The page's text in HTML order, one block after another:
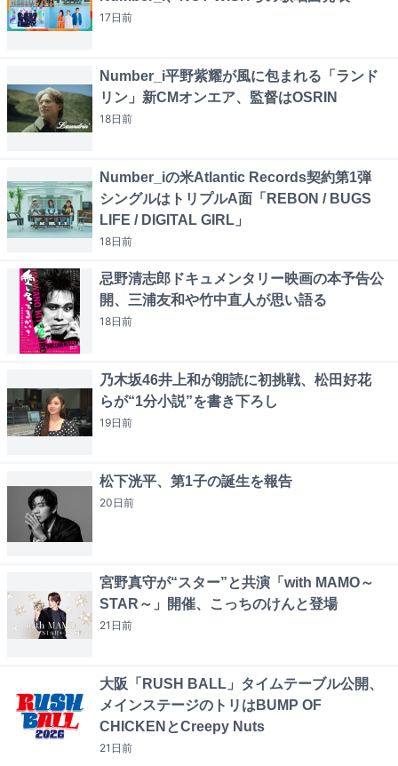
17日前
Number_i平野紫耀が風に包まれる「ランド
リン」新CMオンエア、監督はOSRIN
18日前
Number_iの米Atlantic Records契約第1弾
シングルはトリプルA面「REBON / BUGS
LIFE / DIGITAL GIRL」
18日前
忌野清志郎ドキュメンタリー映画の本予告公
開、三浦友和や竹中直人が思い語る
18日前
乃木坂46井上和が朗読に初挑戦、松田好花
らが“1分小説”を書き下ろし
19日前
松下洸平、第1子の誕生を報告
20日前
宮野真守が“スター”と共演「with MAMO～
STAR～」開催、こっちのけんと登場
21日前
大阪「RUSH BALL」タイムテーブル公開、
メインステージのトリはBUMP OF
CHICKENとCreepy Nuts
21日前